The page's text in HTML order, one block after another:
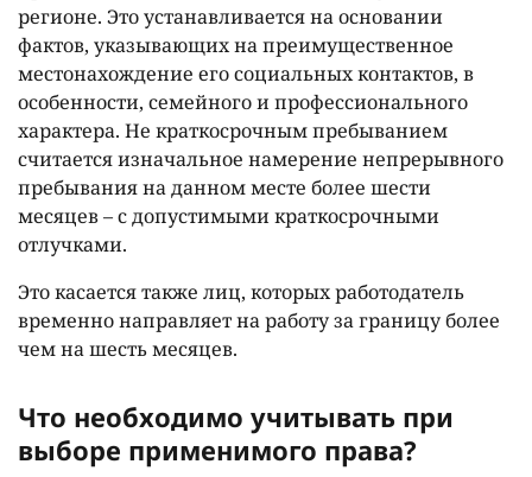
регионе. Это устанавливается на основании
фактов, указывающих на преимущественное
местонахождение его социальных контактов, в
особенности, семейного и профессионального
характера. Не краткосрочным пребыванием
считается изначальное намерение непрерывного
пребывания на данном месте более шести
месяцев – с допустимыми краткосрочными
отлучками.
Это касается также лиц, которых работодатель
временно направляет на работу за границу более
чем на шесть месяцев.
Что необходимо учитывать при
выборе применимого права?